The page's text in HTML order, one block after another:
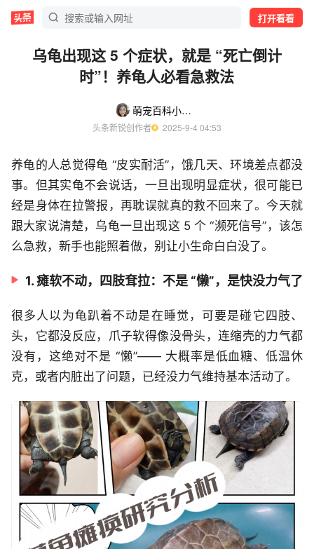
打开看看
乌龟出现这 5 个症状，就是 “死亡倒计
时”！养龟人必看急救法
萌宠百科小青青
头条新锐创作者
  2025-9-4 04:53
养龟的人总觉得龟 “皮实耐活”，饿几天、环境差点都没
事。但其实龟不会说话，一旦出现明显症状，很可能已
经是身体在拉警报，再耽误就真的救不回来了。今天就
跟大家说清楚，乌龟一旦出现这 5 个 “濒死信号”，该怎
么急救，新手也能照着做，别让小生命白白没了。
1. 瘫软不动，四肢耷拉：不是 “懒”，是快没力气了
很多人以为龟趴着不动是在睡觉，可要是碰它四肢、
头，它都没反应，爪子软得像没骨头，连缩壳的力气都
没有，这绝对不是 “懒”—— 大概率是低血糖、低温休
克，或者内脏出了问题，已经没力气维持基本活动了。